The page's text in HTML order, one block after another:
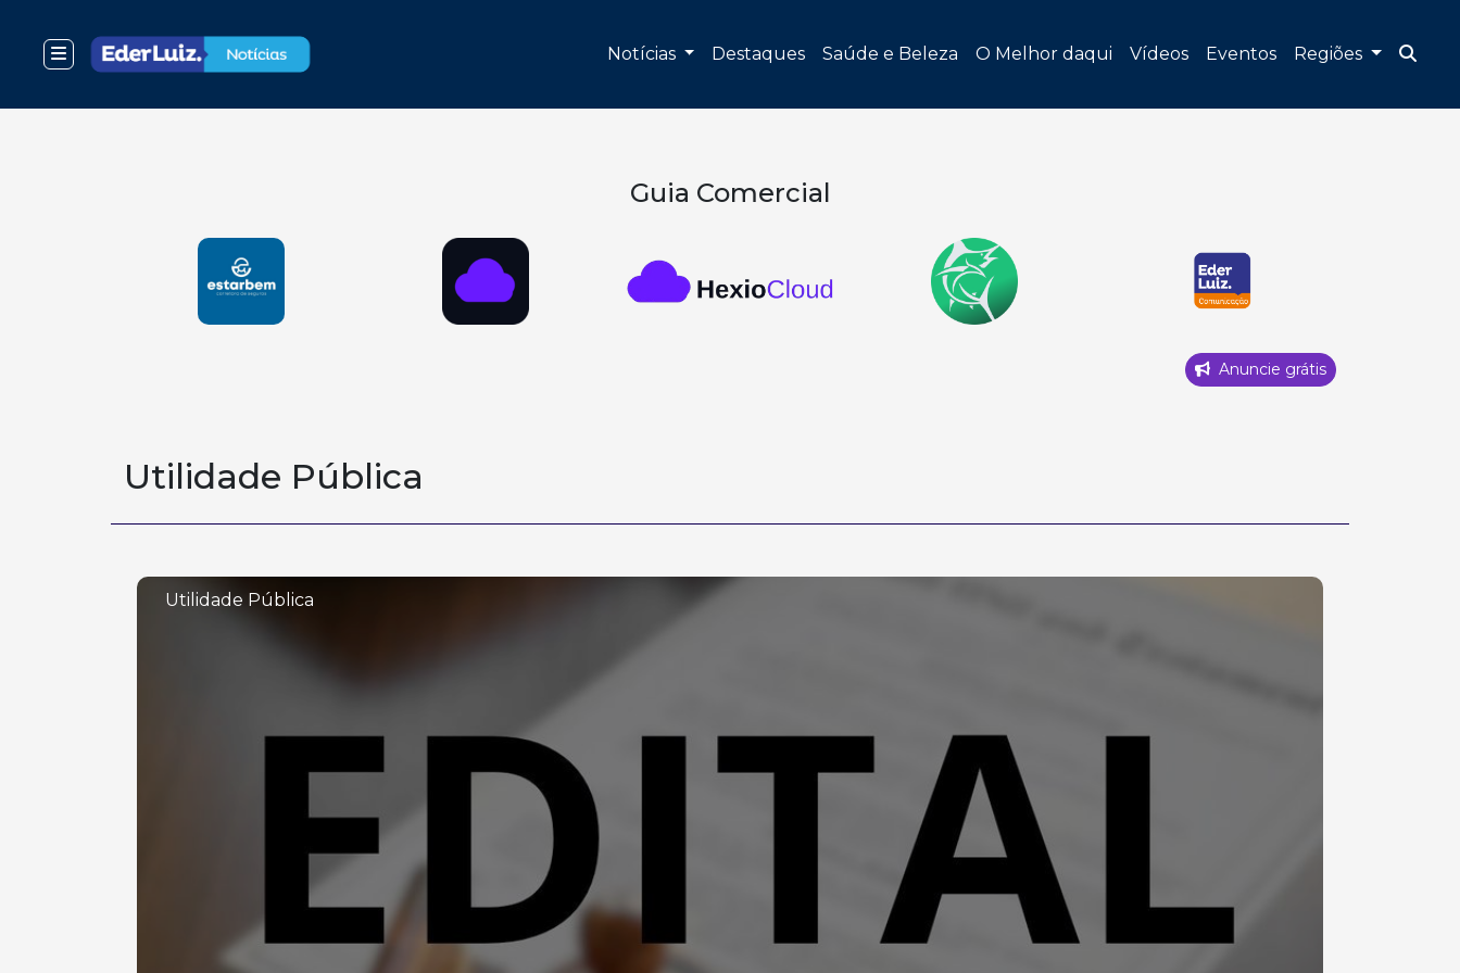
Notícias Destaques Saúde e Beleza O Melhor daqui Vídeos Eventos Regiões
Guia Comercial
Anuncie grátis
Utilidade Pública
Utilidade Pública